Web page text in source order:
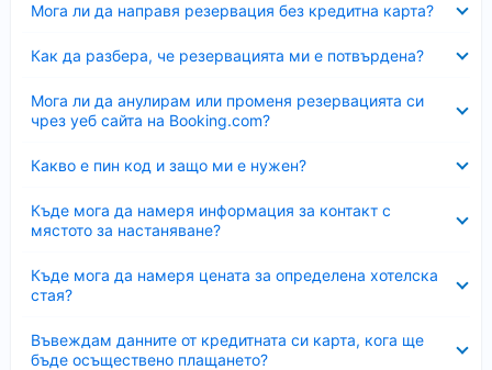
Мога ли да направя резервация без кредитна карта?
Как да разбера, че резервацията ми е потвърдена?
Мога ли да анулирам или променя резервацията си
чрез уеб сайта на Booking.com?
Какво е пин код и защо ми е нужен?
Къде мога да намеря информация за контакт с
мястото за настаняване?
Къде мога да намеря цената за определена хотелска
стая?
Въвеждам данните от кредитната си карта, кога ще
бъде осъществено плащането?